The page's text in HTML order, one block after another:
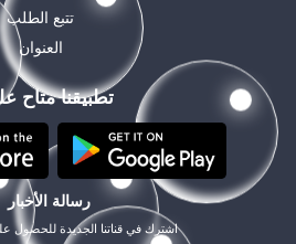
تتبع الطلب
العنوان
تطبيقنا متاح
رسالة الأخبار
اشترك في قناتنا الجديدة للحصول